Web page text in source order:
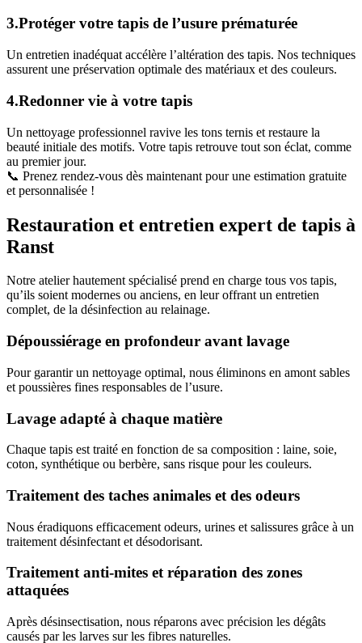
3.Protéger votre tapis de l’usure prématurée
Un entretien inadéquat accélère l’altération des tapis. Nos techniques
assurent une préservation optimale des matériaux et des couleurs.
4.Redonner vie à votre tapis
Un nettoyage professionnel ravive les tons ternis et restaure la
beauté initiale des motifs. Votre tapis retrouve tout son éclat, comme
au premier jour.
📞 Prenez rendez-vous dès maintenant pour une estimation gratuite
et personnalisée !
Restauration et entretien expert de tapis à
Ranst
Notre atelier hautement spécialisé prend en charge tous vos tapis,
qu’ils soient modernes ou anciens, en leur offrant un entretien
complet, de la désinfection au relainage.
Dépoussiérage en profondeur avant lavage
Pour garantir un nettoyage optimal, nous éliminons en amont sables
et poussières fines responsables de l’usure.
Lavage adapté à chaque matière
Chaque tapis est traité en fonction de sa composition : laine, soie,
coton, synthétique ou berbère, sans risque pour les couleurs.
Traitement des taches animales et des odeurs
Nous éradiquons efficacement odeurs, urines et salissures grâce à un
traitement désinfectant et désodorisant.
Traitement anti-mites et réparation des zones
attaquées
Après désinsectisation, nous réparons avec précision les dégâts
causés par les larves sur les fibres naturelles.